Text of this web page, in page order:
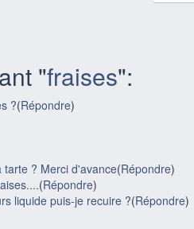
"fraises":
?(Répondre)
? Merci d'avance(Répondre)
(Répondre)
liquide puis-je recuire ?(Répondre)